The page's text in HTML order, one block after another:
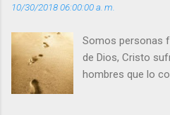
o
s
10/30/2018 06:00:00 a. m.
Somos personas
de Dios, Cristo
hombres que lo
enseña